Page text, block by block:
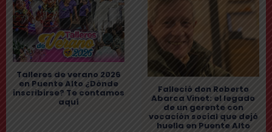
Talleres de verano 2026
en Puente Alto ¿Dónde
inscribirse? Te contamos
aquí
Falleció don Roberto
Abarca Vinet: el legado
de un gerente con
vocación social que dejó
huella en Puente Alto